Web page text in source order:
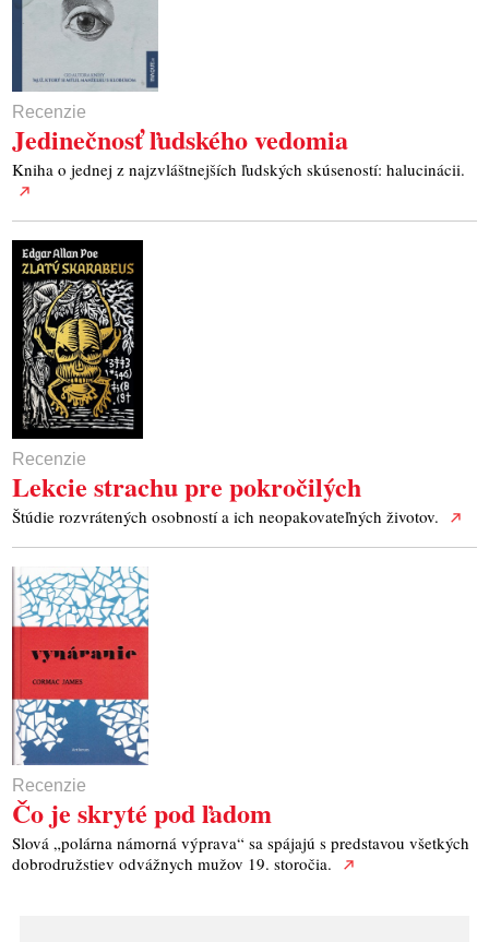
Recenzie
Jedinečnosť ľudského vedomia
Kniha o jednej z najzvláštnejších ľudských skúseností: halucinácii.
Recenzie
Lekcie strachu pre pokročilých
Štúdie rozvrátených osobností a ich neopakovateľných životov.
Recenzie
Čo je skryté pod ľadom
Slová „polárna námorná výprava“ sa spájajú s predstavou všetkých
dobrodružstiev odvážnych mužov 19. storočia.